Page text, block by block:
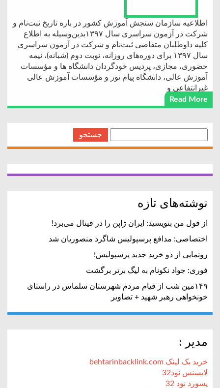
اطلاعیه‌ سازمان‌ سنجش‌ آموزش‌ کشور در باره‌ تاریخ‌ ثبت‌نام‌ و
شرکت در‌ آزمون‌ سراسری‌ سال ۱۳۹۷بدین‌وسیله‌ به ‌اطلاع‌
کلیه‌ داوطلبان‌ متقاضی‌ ثبت‌نام‌ و شرکت‌ در آزمون‌ سراسری‌
سال ۱۳۹۷ برای‌ دوره‌های‌ روزانه‌، نوبت دوم (شبانه‌)، نیمه
حضوری، مجازی، پردیس خودگردان دانشگاه ها و مؤسسات‌
آموزش‌ عالی‌، دانشگاه‌ پیام‌ نور و مؤسسات‌ آموزش‌ عالی‌
غیرانتفاعی‌ و
Read More
نوشته‌های تازه
از قول من بنویسید: ایران ژاپن را در فینال می‌برد!
اختصاصی: مدافع پرسپولیس شاگرد منصوریان شد
رونمایی از دو خرید جدید پرسپولیس!
فوری: جواد نکونام به لیگ برتر برگشت
۱۴۹مین شب از قیام مردم شهرستان سلماس در راستای
خونخواهی رهبر شهید + تصاویر
مدیر :
خرید بک لینک behtarinbacklink.com
لایسنس نود32
پسورد نود 32